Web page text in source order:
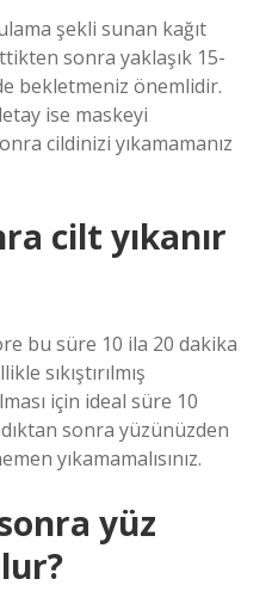
şekli sunan kağıt
sonra yaklaşık 15-
bekletmeniz önemlidir.
ise maskeyi
cildinizi yıkamamanız
cilt yıkanır
bu süre 10 ila 20 dakika
sıkıştırılmış
için ideal süre 10
sonra yüzünüzden
yıkamamalısınız.
yüz